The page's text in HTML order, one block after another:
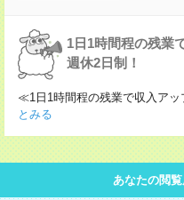
1日1時間程の残業
週休2日制！
≪1日1時間程の残業で収入ア
とみる
あなたの閲